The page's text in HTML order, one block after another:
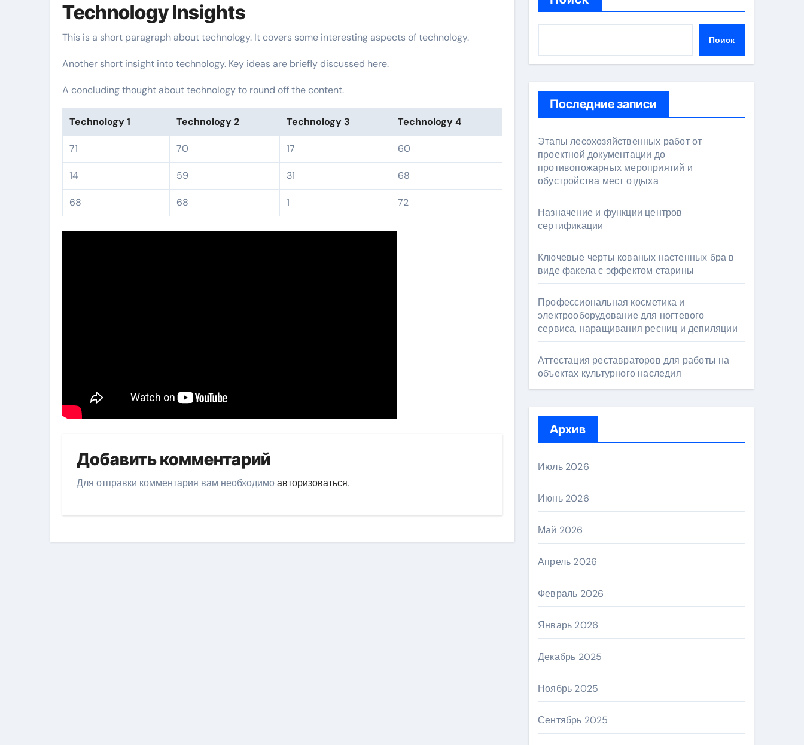
Technology Insights
This is a short paragraph about technology. It covers some interesting aspects of technology.
Another short insight into technology. Key ideas are briefly discussed here.
A concluding thought about technology to round off the content.
Technology 1 Technology 2 Technology 3 Technology 4
71 70 17 60
14 59 31 68
68 68 1 72
Добавить комментарий
Для отправки комментария вам необходимоавторизоваться.
Поиск
Последние записи
Этапы лесохозяйственных работ от
проектной документации до
противопожарных мероприятий и
обустройства мест отдыха
Назначение и функции центров
сертификации
Ключевые черты кованых настенных бра в
виде факела с эффектом старины
Профессиональная косметика и
электрооборудование для ногтевого
сервиса, наращивания ресниц и депиляции
Аттестация реставраторов для работы на
объектах культурного наследия
Архив
Июль 2026
Июнь 2026
Май 2026
Апрель 2026
Февраль 2026
Январь 2026
Декабрь 2025
Ноябрь 2025
Сентябрь 2025